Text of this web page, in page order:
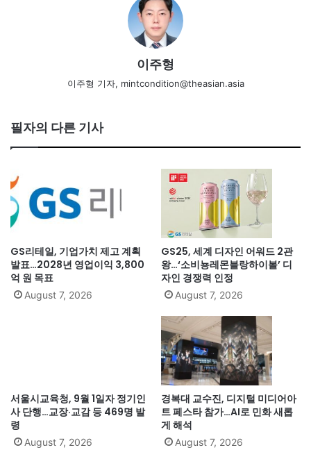
이주형
이주형 기자, mintcondition@theasian.asia
필자의 다른 기사
GS리테일, 기업가치 제고 계획
발표…2028년 영업이익 3,800
억 원 목표
August 7, 2026
GS25, 세계 디자인 어워드 2관
왕…‘소비뇽레몬블랑하이볼’ 디
자인 경쟁력 인정
August 7, 2026
서울시교육청, 9월 1일자 정기인
사 단행…교장·교감 등 469명 발
령
August 7, 2026
경복대 교수진, 디지털 미디어아
트 페스타 참가…AI로 민화 새롭
게 해석
August 7, 2026